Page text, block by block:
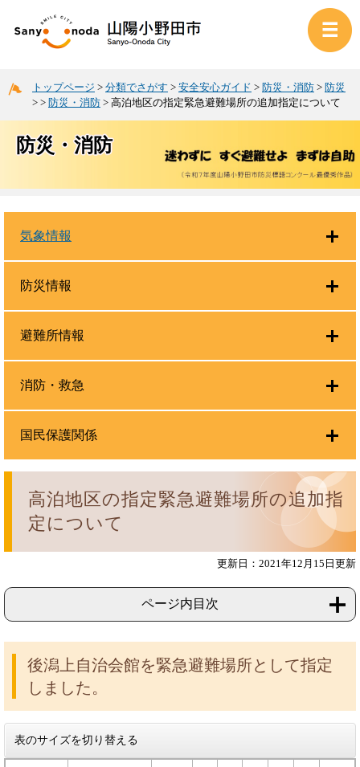
トップページ > 分類でさがす > 安全安心ガイド > 防災・消防 > 防災
> > 防災・消防 > 高泊地区の指定緊急避難場所の追加指定について
防災・消防
高泊地区の指定緊急避難場所の追加指
定について
更新日：2021年12月15日更新
ページ内目次
後潟上自治会館を緊急避難場所として指定
しました。
表のサイズを切り替える
気象情報
防災情報
避難所情報
消防・救急
国民保護関係